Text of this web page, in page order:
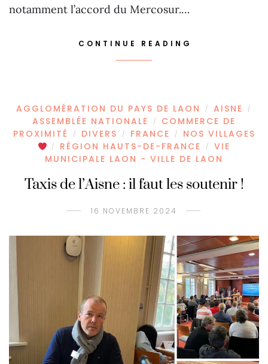
notamment l’accord du Mercosur.…
CONTINUE READING
AGGLOMÉRATION DU PAYS DE LAON / AISNE /
ASSEMBLÉE NATIONALE /
COMMERCE DE
PROXIMITÉ
/ DIVERS / FRANCE / NOS VILLAGES
/ RÉGION HAUTS-DE-FRANCE /
VIE
MUNICIPALE LAON - VILLE DE LAON
Taxis de l’Aisne : il faut les soutenir !
16 NOVEMBRE 2024